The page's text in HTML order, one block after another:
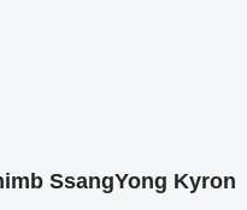
SsangYong Kyron